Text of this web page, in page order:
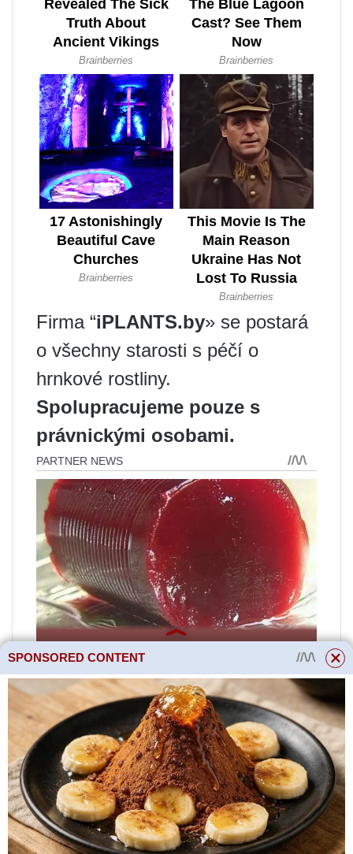
Firma “iPLANTS.by» se postará
o všechny starosti s péčí o
hrnkové rostliny.
Spolupracujeme pouze s
právnickými osobami.
SPONSORED CONTENT